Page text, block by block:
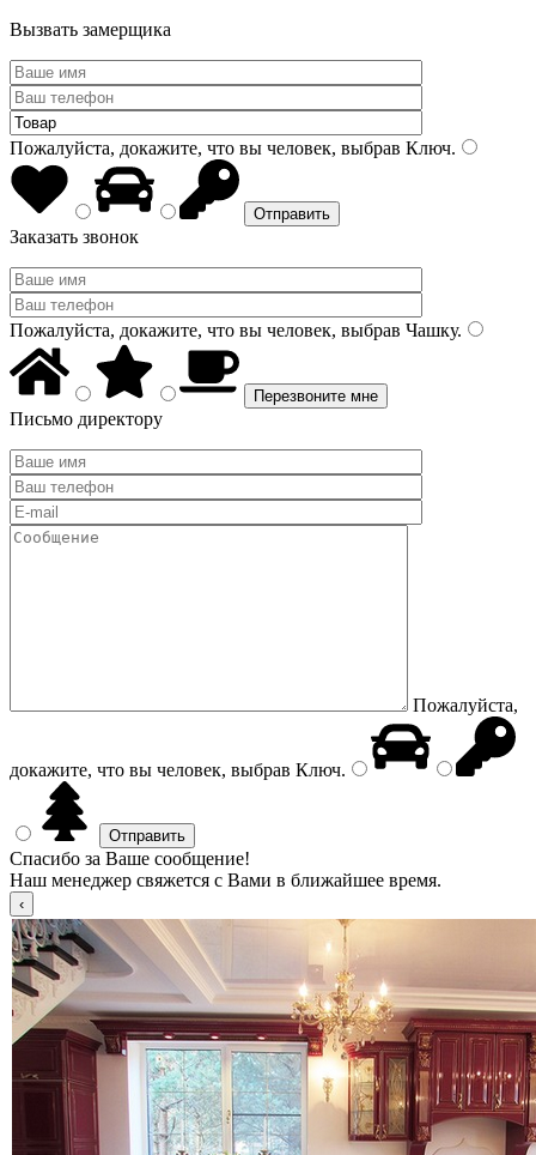
Вызвать замерщика
Пожалуйста, докажите, что вы человек, выбрав Ключ.
Заказать звонок
Пожалуйста, докажите, что вы человек, выбрав Чашку.
Письмо директору
Пожалуйста,
докажите, что вы человек, выбрав Ключ.
Спасибо за Ваше сообщение!
Наш менеджер свяжется с Вами в ближайшее время.